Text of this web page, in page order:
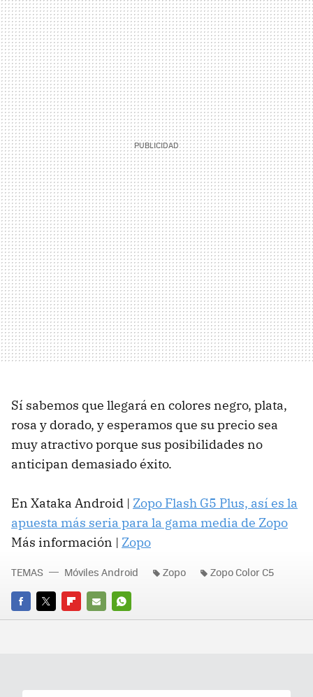
Sí sabemos que llegará en colores negro, plata,
rosa y dorado, y esperamos que su precio sea
muy atractivo porque sus posibilidades no
anticipan demasiado éxito.
En Xataka Android | Zopo Flash G5 Plus, así es la
apuesta más seria para la gama media de Zopo
Más información | Zopo
FACEBOOK
TWITTERFLIPBOARD
E-
WHATSAPP
TEMAS Móviles Android Zopo Zopo Color C5